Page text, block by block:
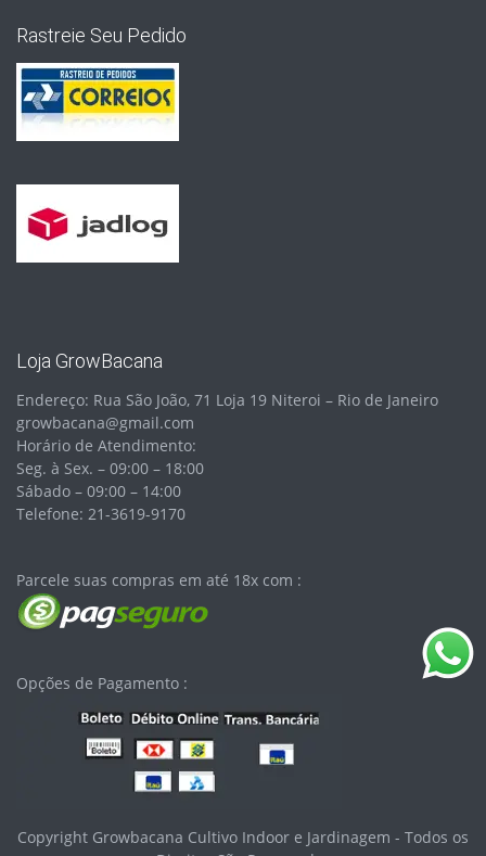
Rastreie Seu Pedido
Loja GrowBacana
Endereço: Rua São João, 71 Loja 19 Niteroi – Rio de Janeiro
growbacana@gmail.com
Horário de Atendimento:
Seg. à Sex. – 09:00 – 18:00
Sábado – 09:00 – 14:00
Telefone: 21-3619-9170
Parcele suas compras em até 18x com :
Opções de Pagamento :
Copyright Growbacana Cultivo Indoor e Jardinagem - Todos os